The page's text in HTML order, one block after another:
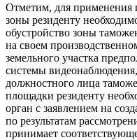
Отметим, для применения
зоны резиденту
обустройство зоны
на своем
земельного участка
системы
должностного лица
площадки резиденту
орган с заявлением на
по результатам
принимает